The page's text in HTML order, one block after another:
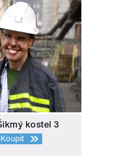
kostel 3
Koupit